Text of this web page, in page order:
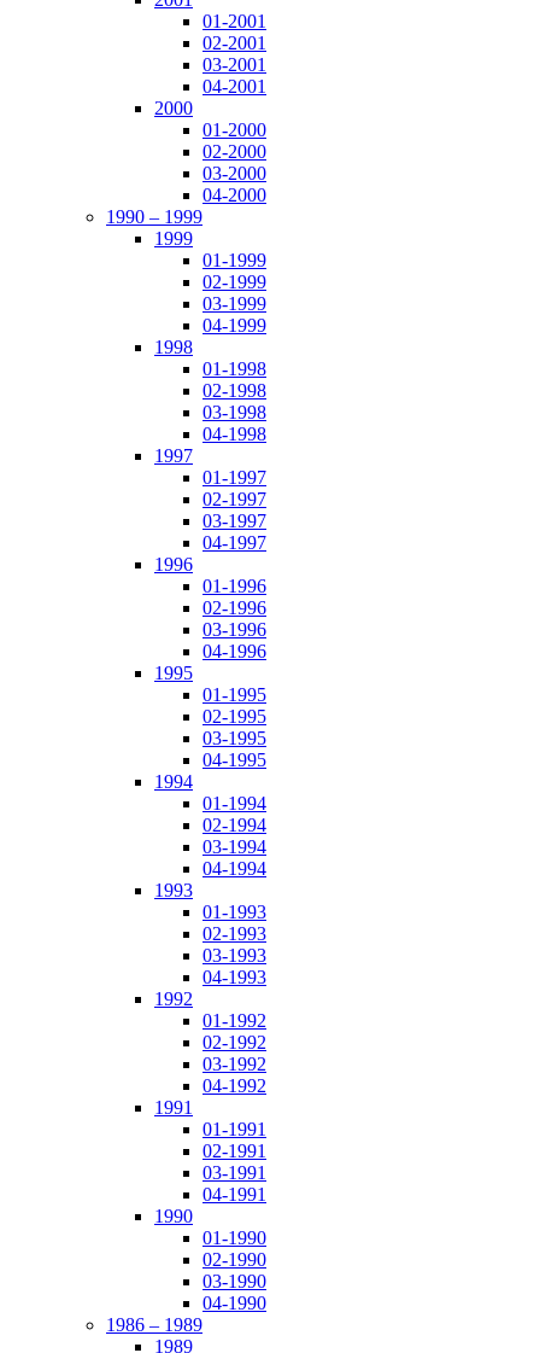
01-2001
02-2001
03-2001
04-2001
2000
01-2000
02-2000
03-2000
04-2000
1990 – 1999
1999
01-1999
02-1999
03-1999
04-1999
1998
01-1998
02-1998
03-1998
04-1998
1997
01-1997
02-1997
03-1997
04-1997
1996
01-1996
02-1996
03-1996
04-1996
1995
01-1995
02-1995
03-1995
04-1995
1994
01-1994
02-1994
03-1994
04-1994
1993
01-1993
02-1993
03-1993
04-1993
1992
01-1992
02-1992
03-1992
04-1992
1991
01-1991
02-1991
03-1991
04-1991
1990
01-1990
02-1990
03-1990
04-1990
1986 – 1989
1989